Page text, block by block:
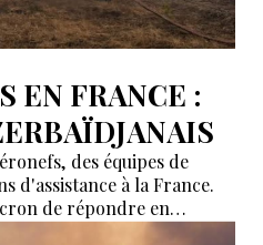
EN FRANCE :
des équipes de
d'assistance à la France.
de répondre en